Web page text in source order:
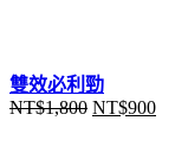
雙效必利勁
NT$1,800 原
NT$900目